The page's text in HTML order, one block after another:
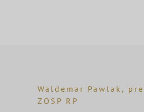
Waldemar Pawlak,
ZOSP RP